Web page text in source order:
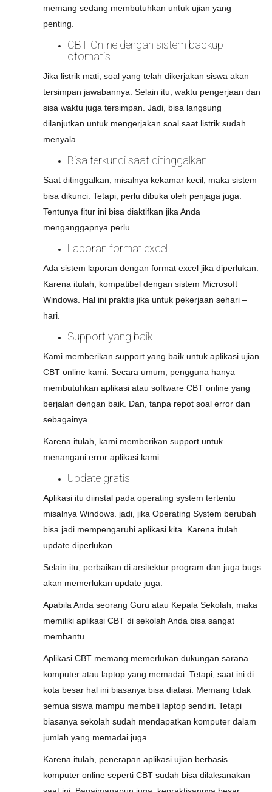
memang sedang membutuhkan untuk ujian yang
penting.
CBT Online dengan sistem backup
otomatis
Jika listrik mati, soal yang telah dikerjakan siswa akan
tersimpan jawabannya. Selain itu, waktu pengerjaan dan
sisa waktu juga tersimpan. Jadi, bisa langsung
dilanjutkan untuk mengerjakan soal saat listrik sudah
menyala.
Bisa terkunci saat ditinggalkan
Saat ditinggalkan, misalnya kekamar kecil, maka sistem
bisa dikunci. Tetapi, perlu dibuka oleh penjaga juga.
Tentunya fitur ini bisa diaktifkan jika Anda
menganggapnya perlu.
Laporan format excel
Ada sistem laporan dengan format excel jika diperlukan.
Karena itulah, kompatibel dengan sistem Microsoft
Windows. Hal ini praktis jika untuk pekerjaan sehari –
hari.
Support yang baik
Kami memberikan support yang baik untuk aplikasi ujian
CBT online kami. Secara umum, pengguna hanya
membutuhkan aplikasi atau software CBT online yang
berjalan dengan baik. Dan, tanpa repot soal error dan
sebagainya.
Karena itulah, kami memberikan support untuk
menangani error aplikasi kami.
Update gratis
Aplikasi itu diinstal pada operating system tertentu
misalnya Windows. jadi, jika Operating System berubah
bisa jadi mempengaruhi aplikasi kita. Karena itulah
update diperlukan.
Selain itu, perbaikan di arsitektur program dan juga bugs
akan memerlukan update juga.
Apabila Anda seorang Guru atau Kepala Sekolah, maka
memiliki aplikasi CBT di sekolah Anda bisa sangat
membantu.
Aplikasi CBT memang memerlukan dukungan sarana
komputer atau laptop yang memadai. Tetapi, saat ini di
kota besar hal ini biasanya bisa diatasi. Memang tidak
semua siswa mampu membeli laptop sendiri. Tetapi
biasanya sekolah sudah mendapatkan komputer dalam
jumlah yang memadai juga.
Karena itulah, penerapan aplikasi ujian berbasis
komputer online seperti CBT sudah bisa dilaksanakan